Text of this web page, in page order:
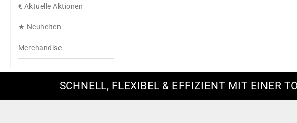
€ Aktuelle Aktionen
★ Neuheiten
Merchandise
SCHNELL, FLEXIBEL & EFFIZIENT MIT EINER